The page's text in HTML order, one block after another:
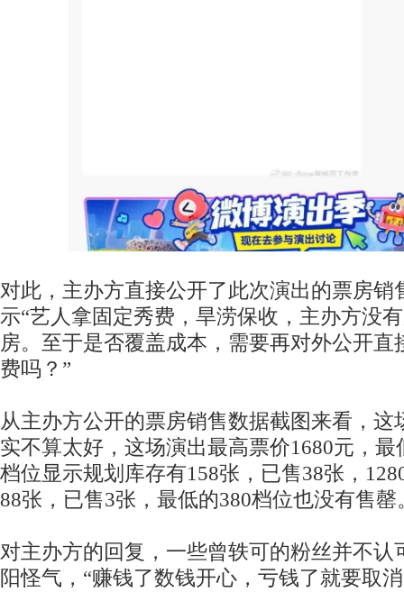
对此，主办方直接公开了此次演出的票房销
示“艺人拿固定秀费，旱涝保收，主办方没
房。至于是否覆盖成本，需要再对外公开直
费吗？”
从主办方公开的票房销售数据截图来看，这
实不算太好，这场演出最高票价1680元，最
档位显示规划库存有158张，已售38张，
88张，已售3张，最低的380档位也没有售罄
对主办方的回复，一些曾轶可的粉丝并不认
阳怪气，“赚钱了数钱开心，亏钱了就要取